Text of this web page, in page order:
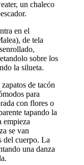
un chaleco
en el
de tela
sobre los
la silueta.
de tacón
para
con flores o
tapando la
empieza
se van
del cuerpo. La
una danza